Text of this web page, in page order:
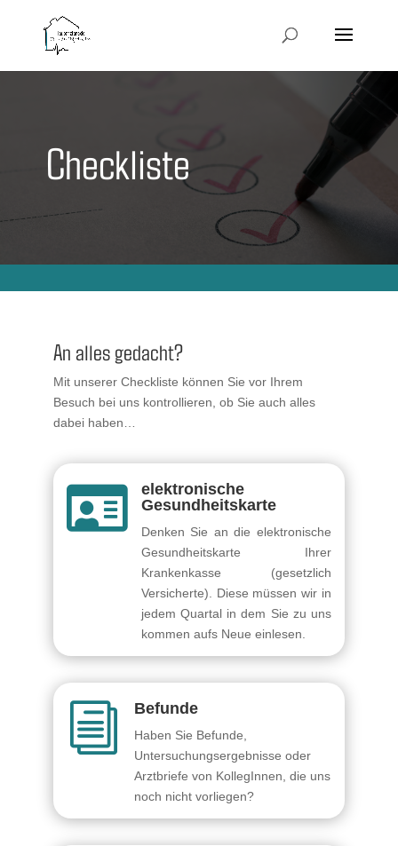
Checkliste
An alles gedacht?
Mit unserer Checkliste können Sie vor Ihrem
Besuch bei uns kontrollieren, ob Sie auch alles
dabei haben…

elektronische
Gesundheitskarte
Denken Sie an die elektronische
Gesundheitskarte Ihrer
Krankenkasse (gesetzlich
Versicherte). Diese müssen wir in
jedem Quartal in dem Sie zu uns
kommen aufs Neue einlesen.
i Befunde
Haben Sie Befunde,
Untersuchungsergebnisse oder
Arztbriefe von KollegInnen, die uns
noch nicht vorliegen?